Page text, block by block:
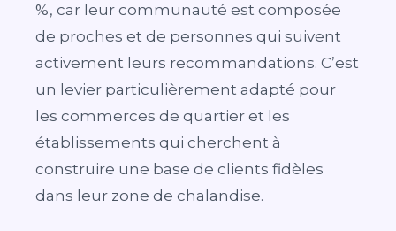
%, car leur communauté est composée
de proches et de personnes qui suivent
activement leurs recommandations. C’est
un levier particulièrement adapté pour
les commerces de quartier et les
établissements qui cherchent à
construire une base de clients fidèles
dans leur zone de chalandise.